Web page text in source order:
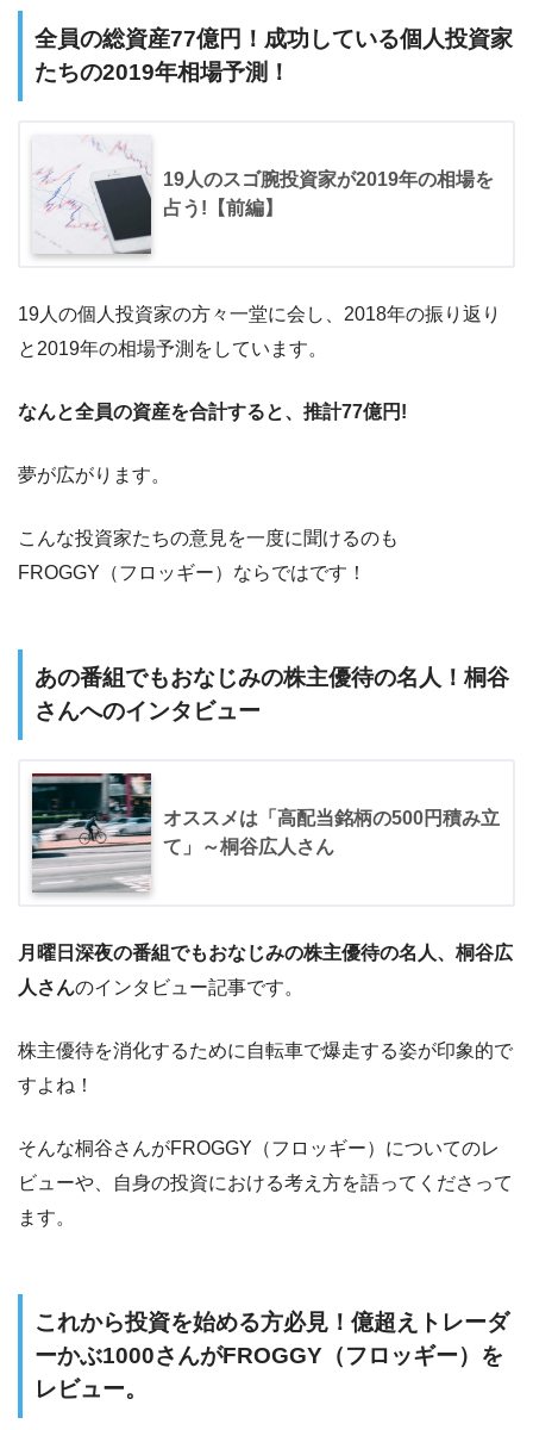
全員の総資産77億円！成功している個人投資家
たちの2019年相場予測！
19人のスゴ腕投資家が2019年の相場を
占う!【前編】
19人の個人投資家の方々一堂に会し、2018年の振り返り
と2019年の相場予測をしています。
なんと全員の資産を合計すると、推計77億円!
夢が広がります。
こんな投資家たちの意見を一度に聞けるのも
FROGGY（フロッギー）ならではです！
あの番組でもおなじみの株主優待の名人！桐谷
さんへのインタビュー
オススメは「高配当銘柄の500円積み立
て」～桐谷広人さん
月曜日深夜の番組でもおなじみの株主優待の名人、桐谷広
人さんのインタビュー記事です。
株主優待を消化するために自転車で爆走する姿が印象的で
すよね！
そんな桐谷さんがFROGGY（フロッギー）についてのレ
ビューや、自身の投資における考え方を語ってくださって
ます。
これから投資を始める方必見！億超えトレーダ
ーかぶ1000さんがFROGGY（フロッギー）を
レビュー。